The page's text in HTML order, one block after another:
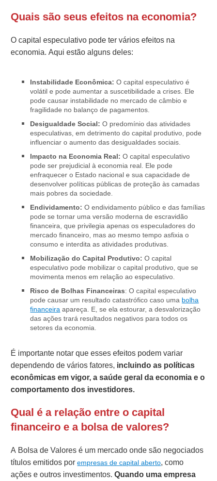
Quais são seus efeitos na economia?
O capital especulativo pode ter vários efeitos na
economia. Aqui estão alguns deles:
Instabilidade Econômica: O capital especulativo é
volátil e pode aumentar a suscetibilidade a crises. Ele
pode causar instabilidade no mercado de câmbio e
fragilidade no balanço de pagamentos.
Desigualdade Social: O predomínio das atividades
especulativas, em detrimento do capital produtivo, pode
influenciar o aumento das desigualdades sociais.
Impacto na Economia Real: O capital especulativo
pode ser prejudicial à economia real. Ele pode
enfraquecer o Estado nacional e sua capacidade de
desenvolver políticas públicas de proteção às camadas
mais pobres da sociedade.
Endividamento: O endividamento público e das famílias
pode se tornar uma versão moderna de escravidão
financeira, que privilegia apenas os especuladores do
mercado financeiro, mas ao mesmo tempo asfixia o
consumo e interdita as atividades produtivas.
Mobilização do Capital Produtivo: O capital
especulativo pode mobilizar o capital produtivo, que se
movimenta menos em relação ao especulativo.
Risco de Bolhas Financeiras: O capital especulativo
pode causar um resultado catastrófico caso uma bolha
financeira apareça. E, se ela estourar, a desvalorização
das ações trará resultados negativos para todos os
setores da economia.
É importante notar que esses efeitos podem variar
dependendo de vários fatores, incluindo as políticas
econômicas em vigor, a saúde geral da economia e o
comportamento dos investidores.
Qual é a relação entre o capital
financeiro e a bolsa de valores?
A Bolsa de Valores é um mercado onde são negociados
títulos emitidos porempresas de capital aberto, como
ações e outros investimentos.Quando uma empresa